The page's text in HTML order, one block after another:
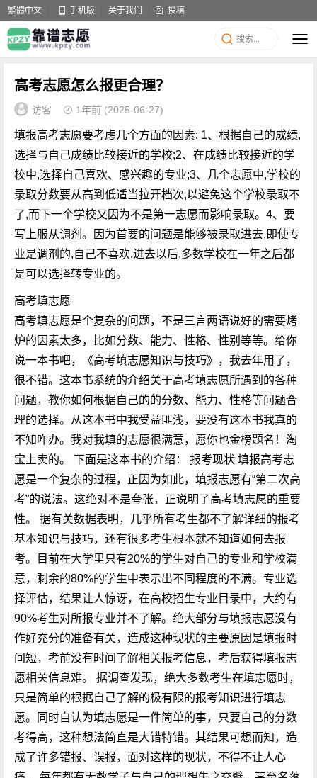
繁體中文 手机版 关于我们 投稿
高考志愿怎么报更合理？
访客 1年前 (2025-06-27)
填报高考志愿要考虑几个方面的因素: 1、根据自己的成绩,
选择与自己成绩比较接近的学校;2、在成绩比较接近的学
校中,选择自己喜欢、感兴趣的专业;3、几个志愿中,学校的
录取分数要从高到低适当拉开档次,以避免这个学校录取不
了,而下一个学校又因为不是第一志愿而影响录取。4、要
写上服从调剂。因为首要的问题是能够被录取进去,即使专
业是调剂的,自己不喜欢,进去以后,多数学校在一年之后都
是可以选择转专业的。
高考填志愿
高考填志愿是个复杂的问题，不是三言两语说好的需要烤
炉的因素太多，比如分数、能力、性格、性别等等。给你
说一本书吧，《高考填志愿知识与技巧》，我去年用了，
很不错。这本书系统的介绍关于高考填志愿所遇到的各种
问题，教你如何根据自己的的分数、能力、性格等问题合
理的选择。从这本书中我受益匪浅，要没有这本书我真的
不知咋办。我对我填的志愿很满意，愿你也金榜题名！淘
宝上卖的。 下面是这本书的介绍： 报考现状 填报高考志
愿是一个复杂的过程，正因为如此，填报志愿有“第二次高
考”的说法。这绝对不是夸张，正说明了高考填志愿的重要
性。 据有关数据表明，几乎所有考生都不了解详细的报考
基本知识与技巧，还有很多考生根本就不知道如何去报
考。目前在大学里只有20%的学生对自己的专业和学校满
意，剩余的80%的学生中表示出不同程度的不满。专业选
择评估，结果让人惊讶，在高校招生专业目录中，大约有
90%考生对所报专业并不了解。绝大部分与填报志愿没有
作好充分的准备有关，造成这种现状的主要原因是填报时
间短，考前没有时间了解相关报考信息，考后获得填报志
愿相关信息难。 据调查发现，绝大多数考生在填志愿时，
只是简单的根据自己了解的极有限的报考知识进行填志
愿。同时自认为填志愿是一件简单的事，只要自己的分数
考得高，这种想法简直是大错特错。其结果可想而知，造
成了许多错报、误报，面对这样的现状，不得不让人心